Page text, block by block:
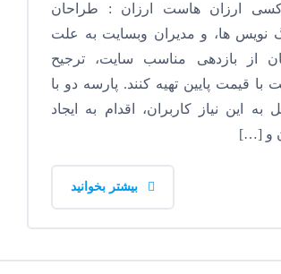
ارزان هاست ارزان : طراحان
نویس ها، و مدیران وبسایت به علت
از بازدهی مناسب سایت، ترجیح
با قیمت پایین تهیه کنند. پارسه دو با
به این نیاز کاربران، اقدام به ایجاد
و […]